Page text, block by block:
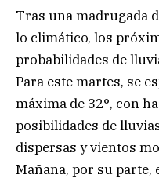
Tras una madrugada
lo climático, los
probabilidades de
Para este martes, se
máxima de 32°, con
posibilidades de
dispersas y vientos
Mañana, por su